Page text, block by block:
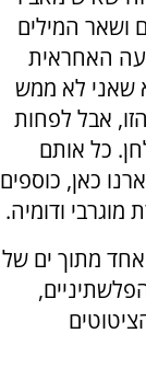
ושאר המילים
האחראית
שאני לא ממש
אבל לפחות
כל אותם
כאן, כוספים
ודומיה.
מתוך ים של